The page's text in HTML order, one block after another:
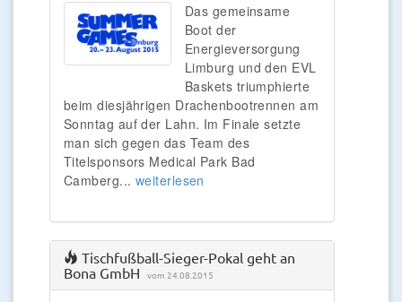
Das gemeinsame
Boot der
Energieversorgung
Limburg und den EVL
Baskets triumphierte
beim diesjährigen Drachenbootrennen am
Sonntag auf der Lahn. Im Finale setzte
man sich gegen das Team des
Titelsponsors Medical Park Bad
Camberg... weiterlesen
Tischfußball-Sieger-Pokal geht an
Bona GmbH vom 24.08.2015